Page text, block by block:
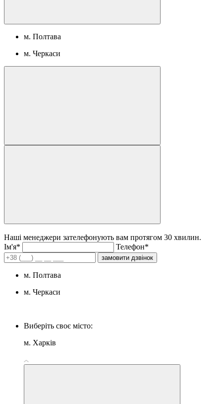
м. Полтава
м. Черкаси
Наші менеджери зателефонують вам протягом 30 хвилин.
Iм'я*
Телефон*
замовити дзвінок
м. Полтава
м. Черкаси
Виберіть своє місто:
м. Харків